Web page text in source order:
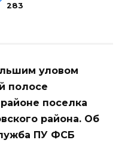
283
уловом
полосе
поселка
района. Об
ПУ ФСБ